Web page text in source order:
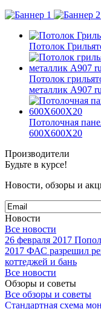
Потолок
Потолок
металлик А907
Потолочная
600X600X20
Производители
Будьте в курсе!
Новости, обзоры и
Новости
Все новости
26 февраля 2017
2017 ФАС разрешил
коттеджей и бань
Все новости
Обзоры и советы
Все обзоры и советы
Стандартная схема